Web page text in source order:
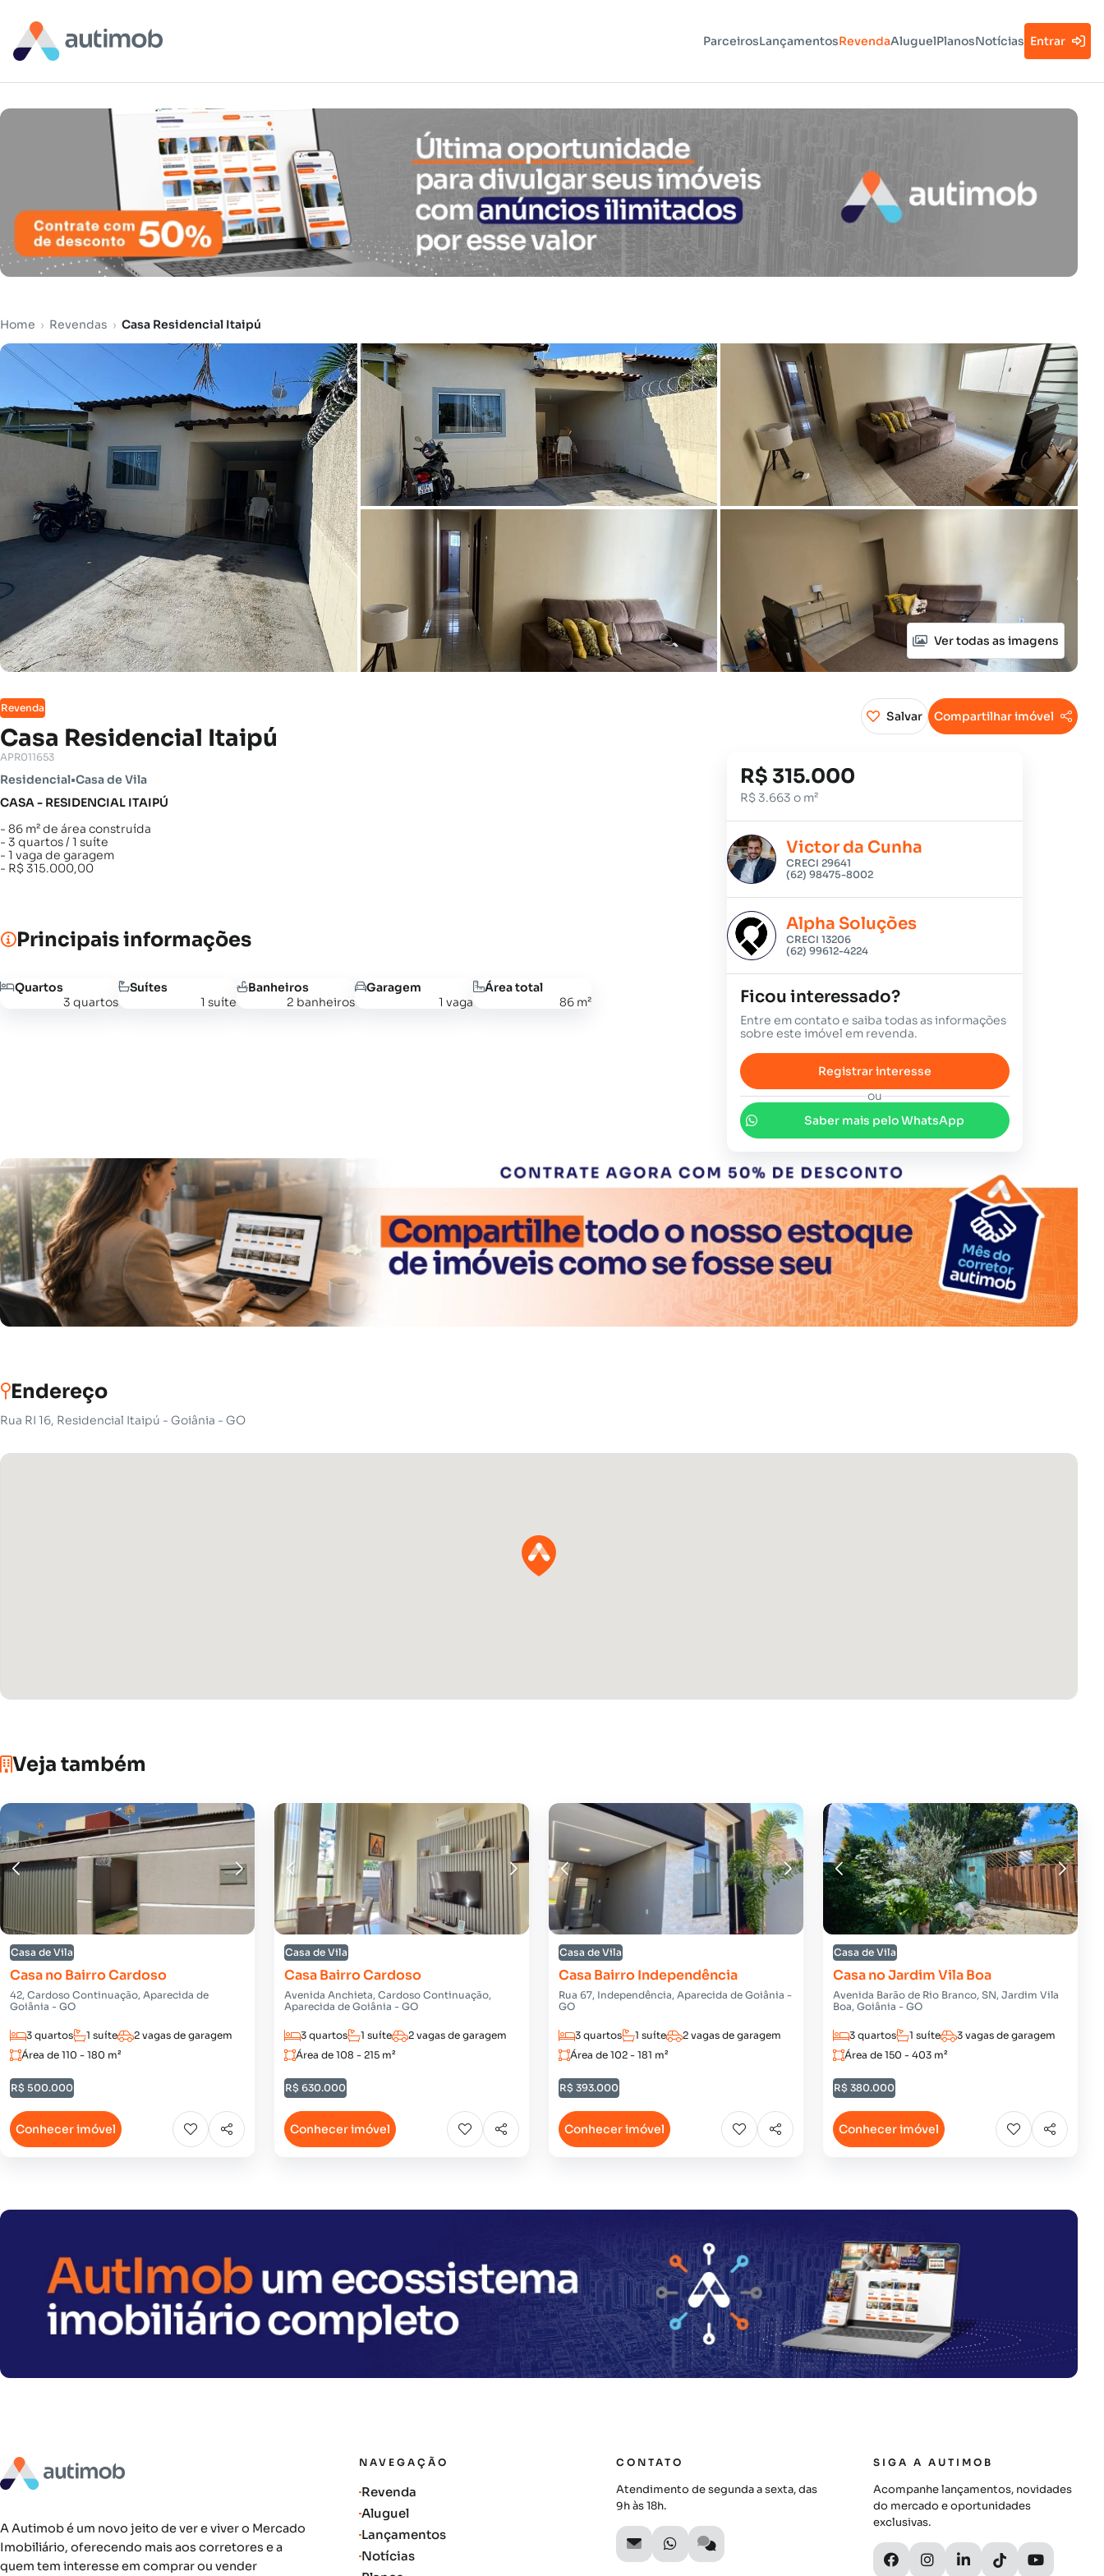
ParceirosLançamentosRevendaAluguelPlanosNotícias Entrar
Home › Revendas › Casa Residencial Itaipú
Ver todas as imagens
Revenda
Casa Residencial Itaipú
Salvar Compartilhar imóvel
APR011653
Residencial•Casa de Vila
CASA - RESIDENCIAL ITAIPÚ
- 86 m² de área construída
- 3 quartos / 1 suíte
- 1 vaga de garagem
- R$ 315.000,00
Principais informações
Quartos
3 quartos
Suítes
1 suíte
Banheiros
2 banheiros
Garagem
1 vaga
Área total
86 m²
R$ 315.000
R$ 3.663 o m²
Victor da Cunha
CRECI 29641
(62) 98475-8002
Alpha Soluções
CRECI 13206
(62) 99612-4224
Ficou interessado?
Entre em contato e saiba todas as informações
sobre este imóvel em revenda.
Registrar interesse
ou
Saber mais pelo WhatsApp
Endereço
Rua RI 16, Residencial Itaipú - Goiânia - GO
Veja também
Casa de Vila
Casa no Bairro Cardoso
42, Cardoso Continuação, Aparecida de
Goiânia - GO
3 quartos 1 suíte
2 vagas de garagem
Área de 110 - 180 m²
R$ 500.000
Conhecer imóvel
Casa de Vila
Casa Bairro Cardoso
Avenida Anchieta, Cardoso Continuação,
Aparecida de Goiânia - GO
3 quartos 1 suíte
2 vagas de garagem
Área de 108 - 215 m²
R$ 630.000
Conhecer imóvel
Casa de Vila
Casa Bairro Independência
Rua 67, Independência, Aparecida de Goiânia -
GO
3 quartos 1 suíte
2 vagas de garagem
Área de 102 - 181 m²
R$ 393.000
Conhecer imóvel
Casa de Vila
Casa no Jardim Vila Boa
Avenida Barão de Rio Branco, SN, Jardim Vila
Boa, Goiânia - GO
3 quartos 1 suíte
3 vagas de garagem
Área de 150 - 403 m²
R$ 380.000
Conhecer imóvel
A Autimob é um novo jeito de ver e viver o Mercado
Imobiliário, oferecendo mais aos corretores e a
quem tem interesse em comprar ou vender
NAVEGAÇÃO
Revenda
Aluguel
Lançamentos
Notícias
CONTATO
Atendimento de segunda a sexta, das
9h às 18h.
SIGA A AUTIMOB
Acompanhe lançamentos, novidades
do mercado e oportunidades
exclusivas.